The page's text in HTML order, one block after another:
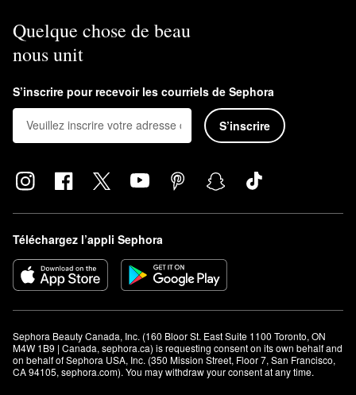
Quelque chose de beau
nous unit
S’inscrire pour recevoir les courriels de Sephora
S’inscrire
Téléchargez l’appli Sephora
Sephora Beauty Canada, Inc. (160 Bloor St. East Suite 1100 Toronto, ON
M4W 1B9 | Canada, sephora.ca) is requesting consent on its own behalf and
on behalf of Sephora USA, Inc. (350 Mission Street, Floor 7, San Francisco,
CA 94105, sephora.com). You may withdraw your consent at any time.